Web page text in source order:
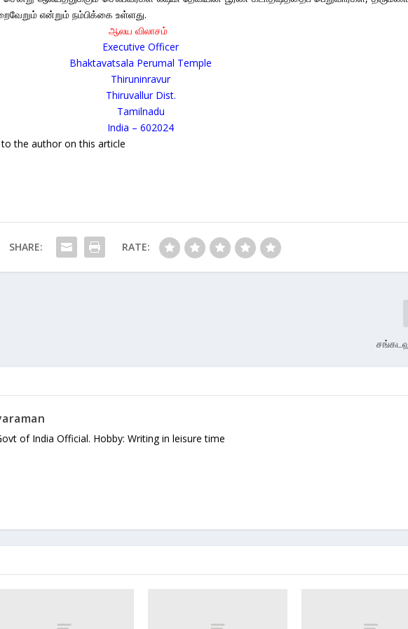
என்றும் நம்பிக்கை உள்ளது.
ஆலய விலாசம்
Executive Officer
Bhaktavatsala Perumal Temple
Thiruninravur
Thiruvallur Dist.
Tamilnadu
India – 602024
the author on this article
SHARE: RATE:
of India Official. Hobby: Writing in leisure time